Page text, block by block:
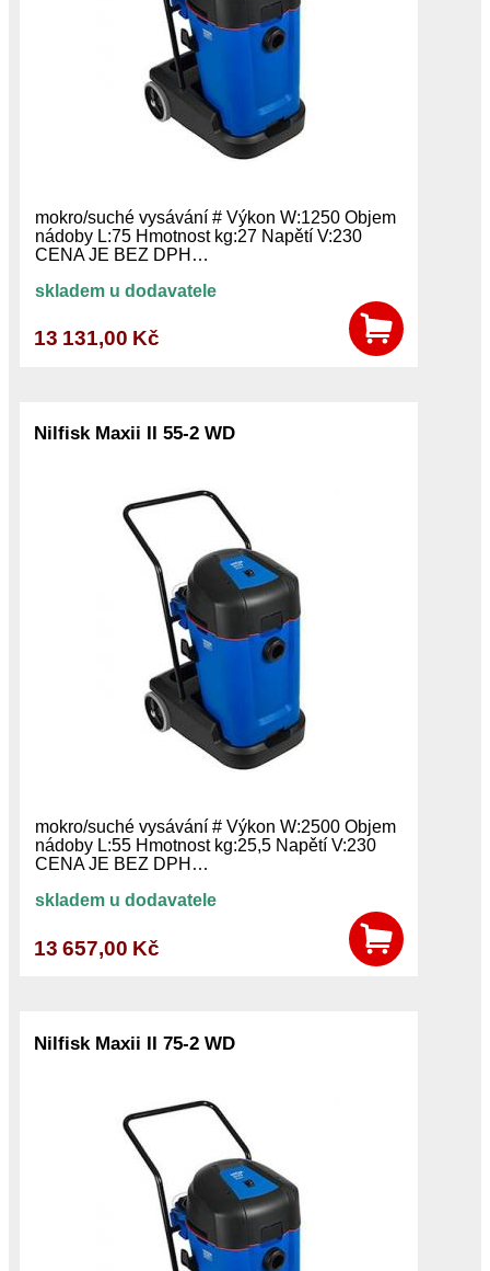
mokro/suché vysávání # Výkon W:1250 Objem
nádoby L:75 Hmotnost kg:27 Napětí V:230
CENA JE BEZ DPH…
skladem u dodavatele
13 131,00 Kč
Nilfisk Maxii II 55-2 WD
mokro/suché vysávání # Výkon W:2500 Objem
nádoby L:55 Hmotnost kg:25,5 Napětí V:230
CENA JE BEZ DPH…
skladem u dodavatele
13 657,00 Kč
Nilfisk Maxii II 75-2 WD